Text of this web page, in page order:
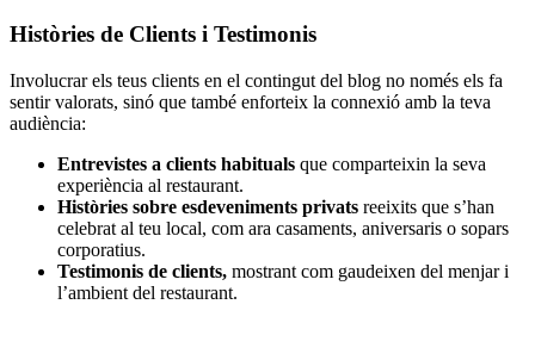
Històries de Clients i Testimonis
Involucrar els teus clients en el contingut del blog no només els fa
sentir valorats, sinó que també enforteix la connexió amb la teva
audiència:
Entrevistes a clients habituals que comparteixin la seva
experiència al restaurant.
Històries sobre esdeveniments privats reeixits que s’han
celebrat al teu local, com ara casaments, aniversaris o sopars
corporatius.
Testimonis de clients, mostrant com gaudeixen del menjar i
l’ambient del restaurant.